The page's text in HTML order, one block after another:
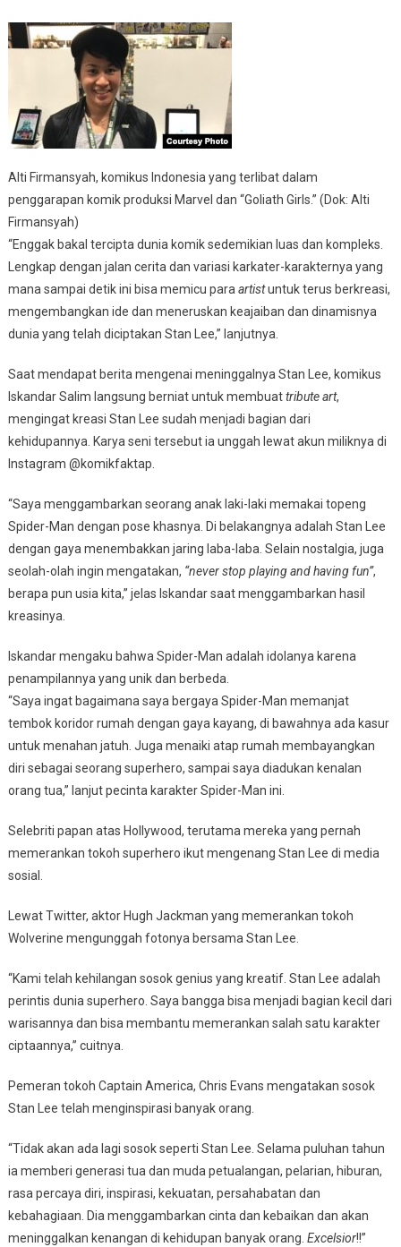
Alti Firmansyah, komikus Indonesia yang terlibat dalam
penggarapan komik produksi Marvel dan “Goliath Girls.” (Dok: Alti
Firmansyah)
“Enggak bakal tercipta dunia komik sedemikian luas dan kompleks.
Lengkap dengan jalan cerita dan variasi karkater-karakternya yang
mana sampai detik ini bisa memicu paraartistuntuk terus berkreasi,
mengembangkan ide dan meneruskan keajaiban dan dinamisnya
dunia yang telah diciptakan Stan Lee,” lanjutnya.
Saat mendapat berita mengenai meninggalnya Stan Lee, komikus
Iskandar Salim langsung berniat untuk membuattribute art,
mengingat kreasi Stan Lee sudah menjadi bagian dari
kehidupannya. Karya seni tersebut ia unggah lewat akun miliknya di
Instagram @komikfaktap.
“Saya menggambarkan seorang anak laki-laki memakai topeng
Spider-Man dengan pose khasnya. Di belakangnya adalah Stan Lee
dengan gaya menembakkan jaring laba-laba. Selain nostalgia, juga
seolah-olah ingin mengatakan, “never stop playing and having fun”,
berapa pun usia kita,” jelas Iskandar saat menggambarkan hasil
kreasinya.
Iskandar mengaku bahwa Spider-Man adalah idolanya karena
penampilannya yang unik dan berbeda.
“Saya ingat bagaimana saya bergaya Spider-Man memanjat
tembok koridor rumah dengan gaya kayang, di bawahnya ada kasur
untuk menahan jatuh. Juga menaiki atap rumah membayangkan
diri sebagai seorang superhero, sampai saya diadukan kenalan
orang tua,” lanjut pecinta karakter Spider-Man ini.
Selebriti papan atas Hollywood, terutama mereka yang pernah
memerankan tokoh superhero ikut mengenang Stan Lee di media
sosial.
Lewat Twitter, aktor Hugh Jackman yang memerankan tokoh
Wolverine mengunggah fotonya bersama Stan Lee.
“Kami telah kehilangan sosok genius yang kreatif. Stan Lee adalah
perintis dunia superhero. Saya bangga bisa menjadi bagian kecil dari
warisannya dan bisa membantu memerankan salah satu karakter
ciptaannya,” cuitnya.
Pemeran tokoh Captain America, Chris Evans mengatakan sosok
Stan Lee telah menginspirasi banyak orang.
“Tidak akan ada lagi sosok seperti Stan Lee. Selama puluhan tahun
ia memberi generasi tua dan muda petualangan, pelarian, hiburan,
rasa percaya diri, inspirasi, kekuatan, persahabatan dan
kebahagiaan. Dia menggambarkan cinta dan kebaikan dan akan
meninggalkan kenangan di kehidupan banyak orang. Excelsior!!”